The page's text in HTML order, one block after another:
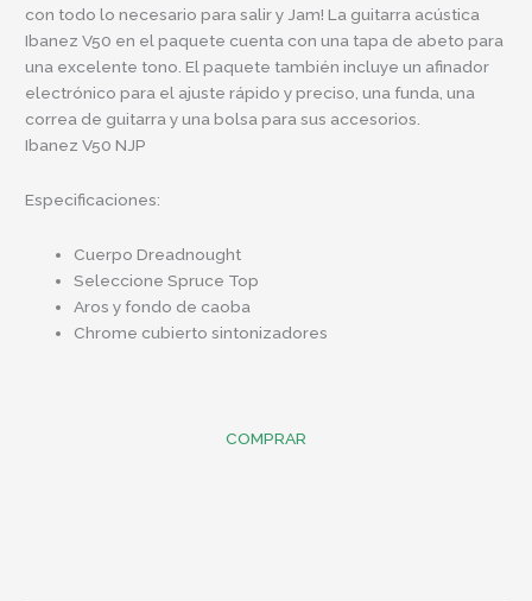
con todo lo necesario para salir y Jam! La guitarra acústica
Ibanez V50 en el paquete cuenta con una tapa de abeto para
una excelente tono. El paquete también incluye un afinador
electrónico para el ajuste rápido y preciso, una funda, una
correa de guitarra y una bolsa para sus accesorios.
Ibanez V50 NJP
Especificaciones:
Cuerpo Dreadnought
Seleccione Spruce Top
Aros y fondo de caoba
Chrome cubierto sintonizadores
COMPRAR